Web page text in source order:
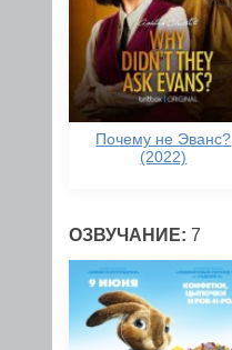
Почему не Эванс?
(2022)
ОЗВУЧАНИЕ: 7